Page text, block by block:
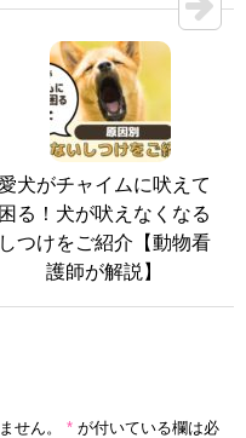
犬がチャイムに吠えて
困る！犬が吠えなくなる
しつけをご紹介【動物看
護師が解説】
せん。 * が付いている欄は必